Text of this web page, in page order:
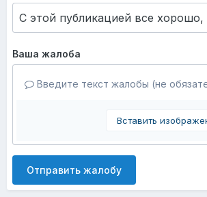
Ваша жалоба
Введите текст жалобы (не
Вставить
Отправить жалобу